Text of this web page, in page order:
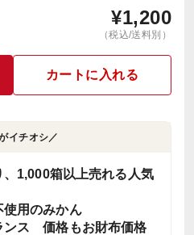
¥1,200
（税込/送料別）
カートに入れる
イチオシ／
1,000箱以上売れる人気
用のみかん
ンス 価格もお財布価格